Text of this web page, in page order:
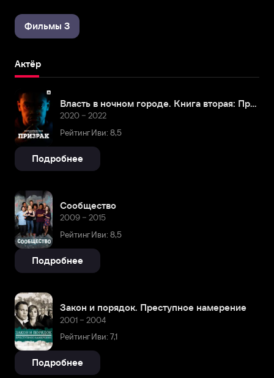
Фильмы 3
Актёр
Власть в ночном городе. Книга вторая: Призрак
2020 – 2022
Рейтинг Иви: 8,5
Подробнее
Сообщество
2009 – 2015
Рейтинг Иви: 8,5
Подробнее
Закон и порядок. Преступное намерение
2001 – 2004
Рейтинг Иви: 7,1
Подробнее